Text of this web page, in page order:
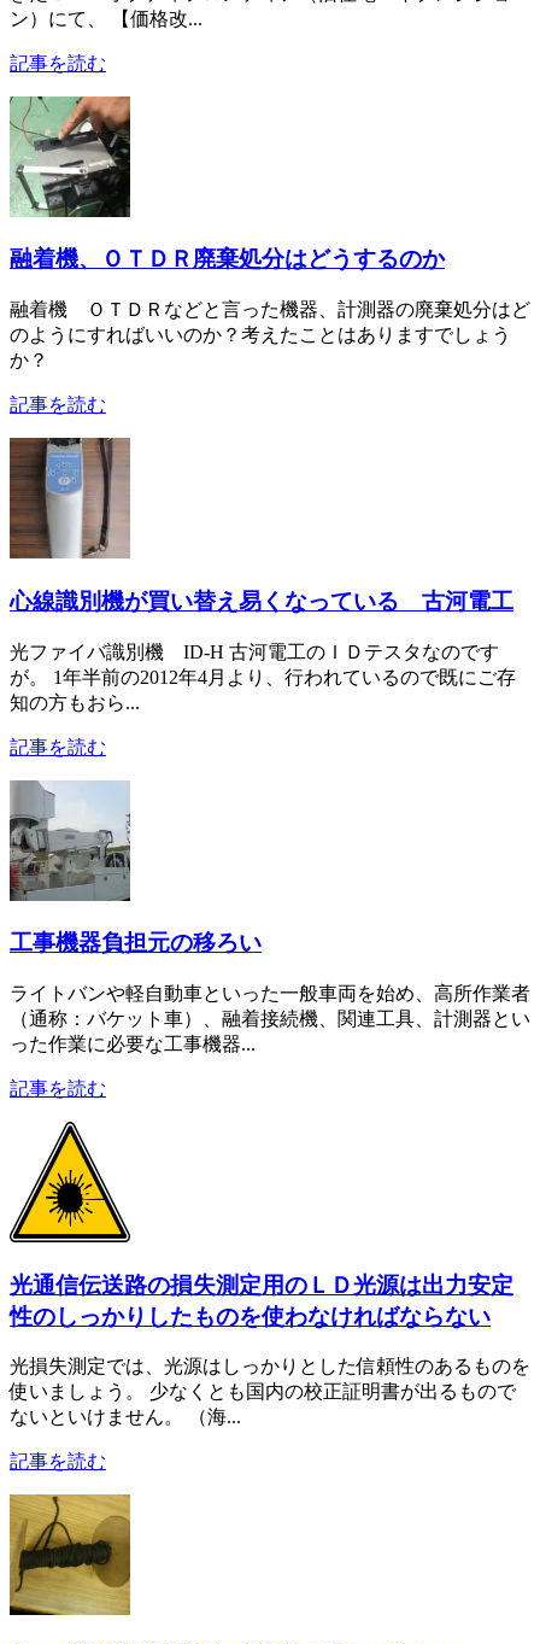
ン）にて、 【価格改...
記事を読む
融着機、ＯＴＤＲ廃棄処分はどうするのか
融着機 ＯＴＤＲなどと言った機器、計測器の廃棄処分はど
のようにすればいいのか？考えたことはありますでしょう
か？
記事を読む
心線識別機が買い替え易くなっている 古河電工
光ファイバ識別機 ID-H 古河電工のＩＤテスタなのです
が。 1年半前の2012年4月より、行われているので既にご存
知の方もおら...
記事を読む
工事機器負担元の移ろい
ライトバンや軽自動車といった一般車両を始め、高所作業者
（通称：バケット車）、融着接続機、関連工具、計測器とい
った作業に必要な工事機器...
記事を読む
光通信伝送路の損失測定用のＬＤ光源は出力安定
性のしっかりしたものを使わなければならない
光損失測定では、光源はしっかりとした信頼性のあるものを
使いましょう。 少なくとも国内の校正証明書が出るもので
ないといけません。 （海...
記事を読む